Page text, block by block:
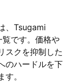
、Tsugami
です。価格や
スクを抑制した
のハードルを下
。